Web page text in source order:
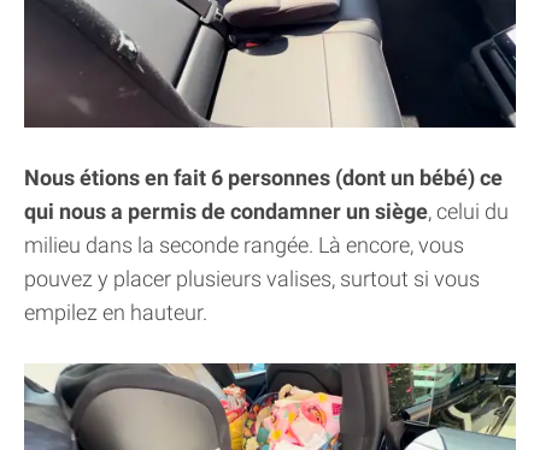
Nous étions en fait 6 personnes (dont un bébé) ce
qui nous a permis de condamner un siège, celui du
milieu dans la seconde rangée. Là encore, vous
pouvez y placer plusieurs valises, surtout si vous
empilez en hauteur.